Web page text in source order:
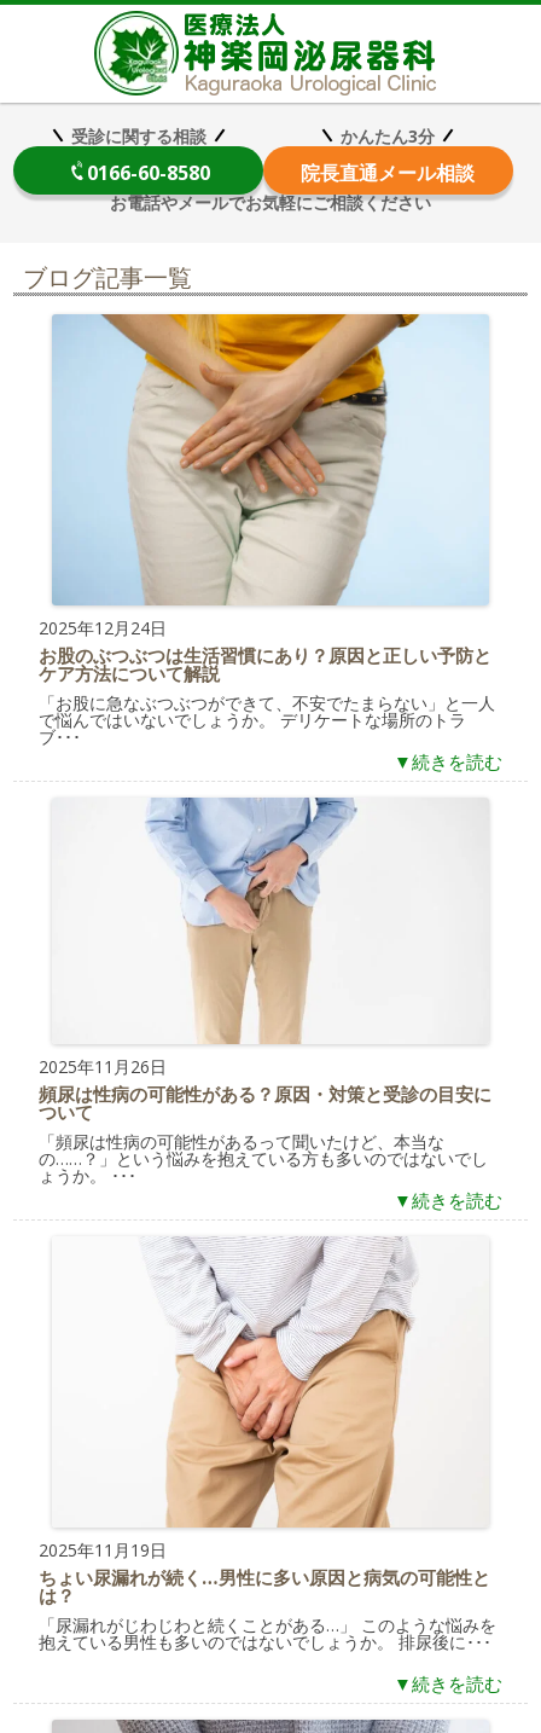
受診に関する相談
0166-60-8580
かんたん3分
院長直通メール相談
お電話やメールでお気軽にご相談ください
ブログ記事一覧
2025年12月24日
お股のぶつぶつは生活習慣にあり？原因と正しい予防と
ケア方法について解説
「お股に急なぶつぶつができて、不安でたまらない」と一人
で悩んではいないでしょうか。 デリケートな場所のトラ
ブ･･･
▼続きを読む
2025年11月26日
頻尿は性病の可能性がある？原因・対策と受診の目安に
ついて
「頻尿は性病の可能性があるって聞いたけど、本当な
の……？」という悩みを抱えている方も多いのではないでし
ょうか。 ･･･
▼続きを読む
2025年11月19日
ちょい尿漏れが続く…男性に多い原因と病気の可能性と
は？
「尿漏れがじわじわと続くことがある…」 このような悩みを
抱えている男性も多いのではないでしょうか。 排尿後に･･･
▼続きを読む